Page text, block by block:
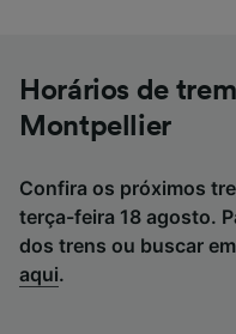
Horários de
Montpellier
Confira os próximos
terça-feira 18 agosto.
dos trens ou buscar
aqui.